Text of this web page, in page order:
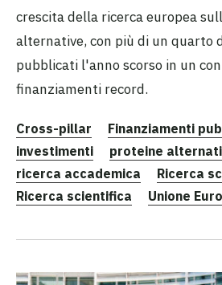
crescita della ricerca europea
alternative, con più di un
pubblicati l'anno scorso in un
finanziamenti record.
Cross-pillar
Finanziamenti
investimenti
proteine
ricerca accademica
Ricerca
Ricerca scientifica
Unione